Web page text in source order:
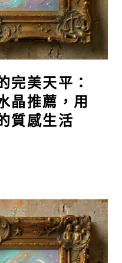
完美天平：
晶推薦，用
質感生活